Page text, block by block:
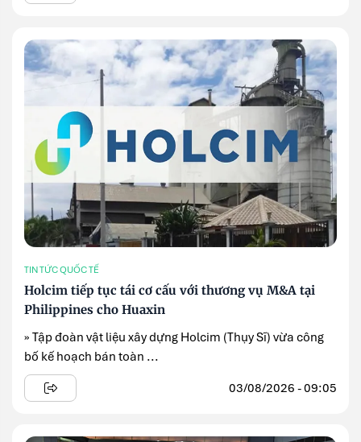
TIN TỨC QUỐC TẾ
Holcim tiếp tục tái cơ cấu với thương vụ M&A tại
Philippines cho Huaxin
» Tập đoàn vật liệu xây dựng Holcim (Thụy Sĩ) vừa công
bố kế hoạch bán toàn ...
03/08/2026 - 09:05